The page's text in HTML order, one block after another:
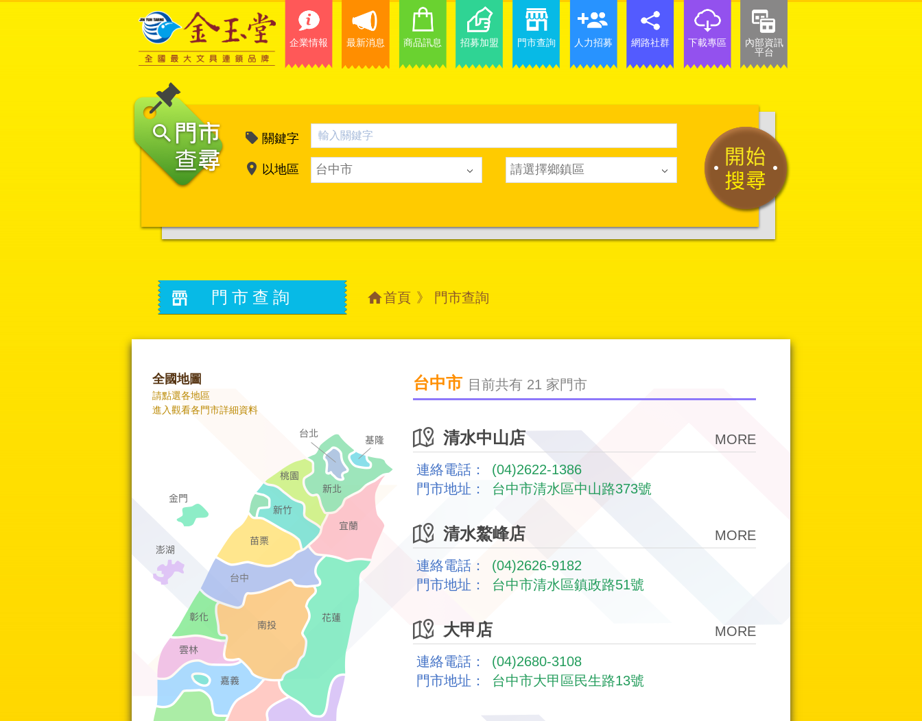
企業情報 最新消息 商品訊息 招募加盟 門市查詢 人力招募 網路社群 下載專區
內部資訊
平台
關鍵字
以地區 台中市 請選擇鄉鎮區
門市查詢 首頁 》 門市查詢
全國地圖
請點選各地區
進入觀看各門市詳細資料
台中市 目前共有 21 家門市
清水中山店
MORE
連絡電話：
(04)2622-1386
門市地址：
台中市清水區中山路373號
清水鰲峰店
MORE
連絡電話：
(04)2626-9182
門市地址：
台中市清水區鎮政路51號
大甲店
MORE
連絡電話：
(04)2680-3108
門市地址：
台中市大甲區民生路13號